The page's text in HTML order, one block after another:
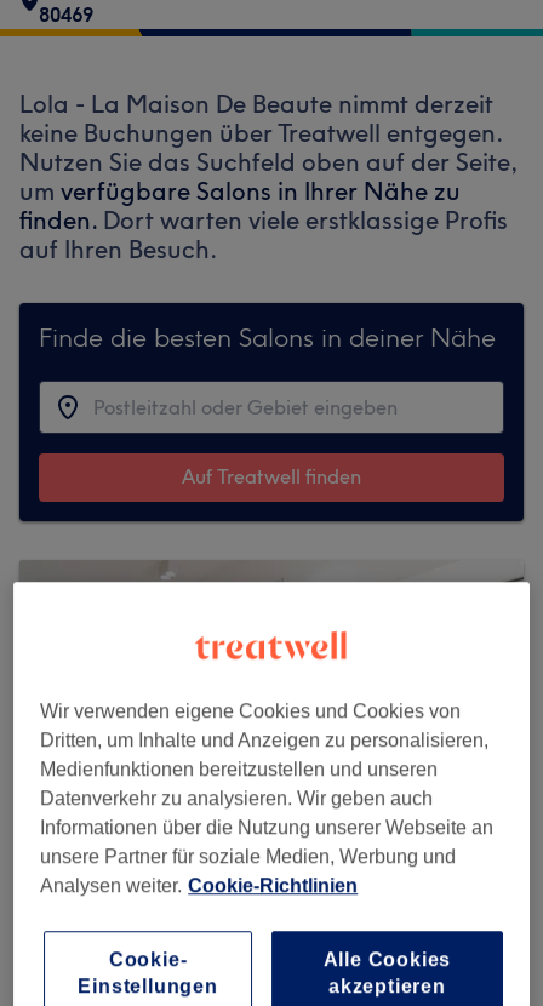
80469
Lola - La Maison De Beaute nimmt derzeit
keine Buchungen über Treatwell entgegen.
Nutzen Sie das Suchfeld oben auf der Seite,
um verfügbare Salons in Ihrer Nähe zu
finden. Dort warten viele erstklassige Profis
auf Ihren Besuch.
Finde die besten Salons in deiner Nähe
Auf Treatwell finden
Rodrigo Rodrigues Hair & Fashion
Coiffeur
594 reviews
Wir verwenden eigene Cookies und Cookies von
Dritten, um Inhalte und Anzeigen zu personalisieren,
Medienfunktionen bereitzustellen und unseren
Datenverkehr zu analysieren. Wir geben auch
Informationen über die Nutzung unserer Webseite an
unsere Partner für soziale Medien, Werbung und
Analysen weiter. Cookie-Richtlinien
Cookie-
Einstellungen
Alle Cookies
akzeptieren